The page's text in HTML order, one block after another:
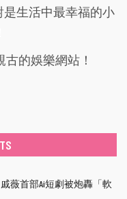
生活中最幸福的小
古的娛樂網站！
薇首部Ai短劇被炮轟「軟